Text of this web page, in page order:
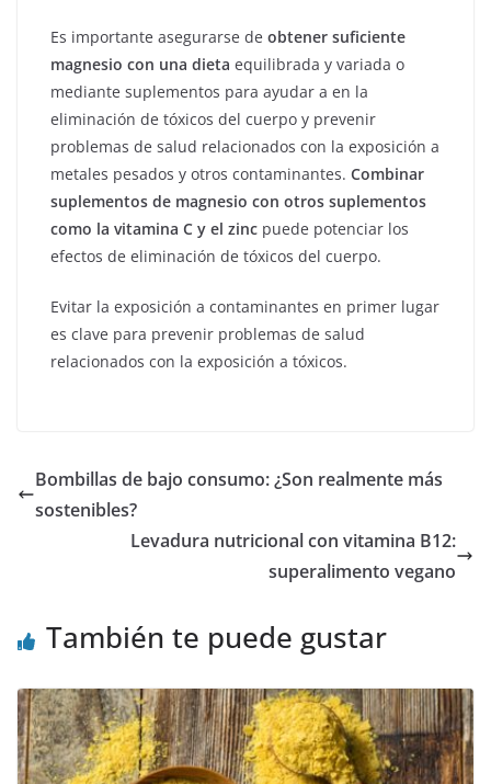
Es importante asegurarse de obtener suficiente
magnesio con una dieta equilibrada y variada o
mediante suplementos para ayudar a en la
eliminación de tóxicos del cuerpo y prevenir
problemas de salud relacionados con la exposición a
metales pesados y otros contaminantes. Combinar
suplementos de magnesio con otros suplementos
como la vitamina C y el zinc puede potenciar los
efectos de eliminación de tóxicos del cuerpo.
Evitar la exposición a contaminantes en primer lugar
es clave para prevenir problemas de salud
relacionados con la exposición a tóxicos.
Bombillas de bajo consumo: ¿Son realmente más
sostenibles?
Levadura nutricional con vitamina B12:
superalimento vegano
También te puede gustar